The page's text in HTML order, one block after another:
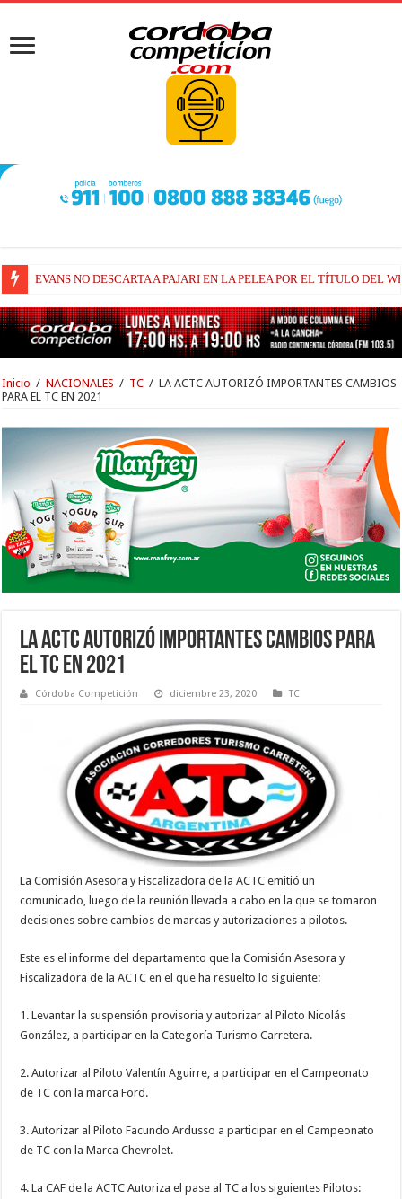
EVANS NO DESCARTA A PAJARI EN LA PELEA POR EL TÍTULO DEL
RAÚL FERNÁNDEZ Y TRACKHOUSE, A CONTINUIDAD
Inicio / NACIONALES / TC / LA ACTC AUTORIZÓ IMPORTANTES CAMBIOS
PARA EL TC EN 2021
LA ACTC AUTORIZÓ IMPORTANTES CAMBIOS PARA
EL TC EN 2021
Córdoba Competición diciembre 23, 2020 TC
La Comisión Asesora y Fiscalizadora de la ACTC emitió un
comunicado, luego de la reunión llevada a cabo en la que se tomaron
decisiones sobre cambios de marcas y autorizaciones a pilotos.
Este es el informe del departamento que la Comisión Asesora y
Fiscalizadora de la ACTC en el que ha resuelto lo siguiente:
1. Levantar la suspensión provisoria y autorizar al Piloto Nicolás
González, a participar en la Categoría Turismo Carretera.
2. Autorizar al Piloto Valentín Aguirre, a participar en el Campeonato
de TC con la marca Ford.
3. Autorizar al Piloto Facundo Ardusso a participar en el Campeonato
de TC con la Marca Chevrolet.
4. La CAF de la ACTC Autoriza el pase al TC a los siguientes Pilotos: